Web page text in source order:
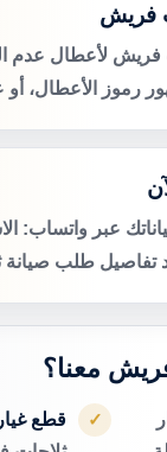
فريش
فريش لأعطال عدم
رموز الأعطال،
عبر واتساب:
تفاصيل طلب
معنا؟
✓ قطع